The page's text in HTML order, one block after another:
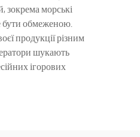
зокрема морські
бути обмеженою.
продукції різним
шукають
ігорових